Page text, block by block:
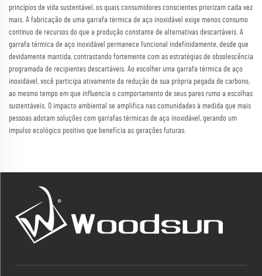
princípios de vida sustentável, os quais consumidores conscientes priorizam cada vez
mais. A fabricação de uma garrafa térmica de aço inoxidável exige menos consumo
contínuo de recursos do que a produção constante de alternativas descartáveis. A
garrafa térmica de aço inoxidável permanece funcional indefinidamente, desde que
devidamente mantida, contrastando fortemente com as estratégias de obsolescência
programada de recipientes descartáveis. Ao escolher uma garrafa térmica de aço
inoxidável, você participa ativamente da redução de sua própria pegada de carbono,
ao mesmo tempo em que influencia o comportamento de seus pares rumo a escolhas
sustentáveis. O impacto ambiental se amplifica nas comunidades à medida que mais
pessoas adotam soluções com garrafas térmicas de aço inoxidável, gerando um
impulso ecológico positivo que beneficia as gerações futuras.